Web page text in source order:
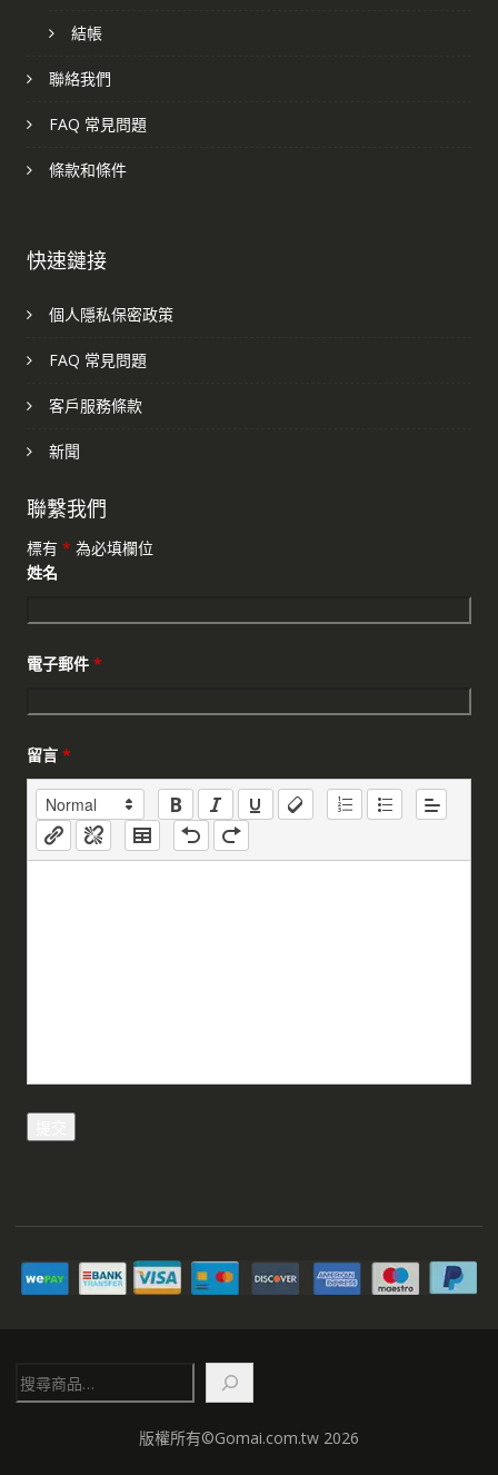
結帳
聯絡我們
FAQ 常見問題
條款和條件
快速鏈接
個人隱私保密政策
FAQ 常見問題
客戶服務條款
新聞
聯繫我們
標有 * 為必填欄位
姓名
電子郵件 *
留言 *
尋
版權所有©Gomai.com.tw 2026